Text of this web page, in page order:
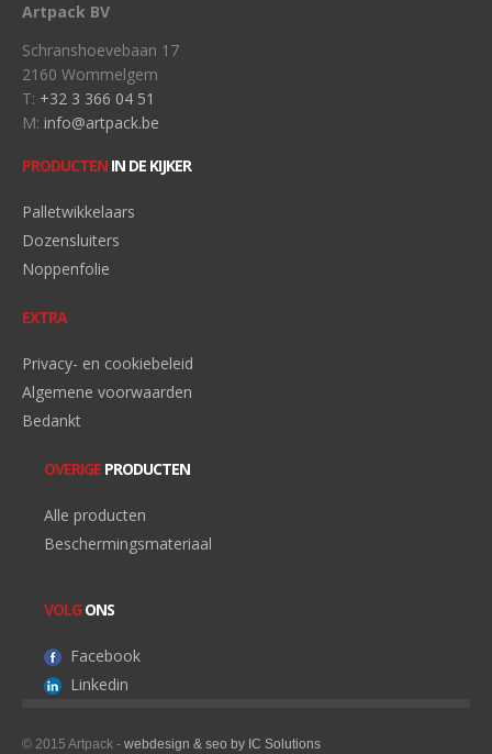
Artpack BV
Schranshoevebaan 17
2160 Wommelgem
T: +32 3 366 04 51
M: info@artpack.be
PRODUCTEN IN DE KIJKER
Palletwikkelaars
Dozensluiters
Noppenfolie
EXTRA
Privacy- en cookiebeleid
Algemene voorwaarden
Bedankt
OVERIGE PRODUCTEN
Alle producten
Beschermingsmateriaal
VOLG ONS
Facebook
Linkedin
© 2015 Artpack - webdesign & seo by IC Solutions